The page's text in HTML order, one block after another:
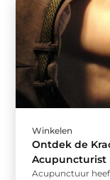
Winkelen
Ontdek de
Acupuncturist
Acupunctuur